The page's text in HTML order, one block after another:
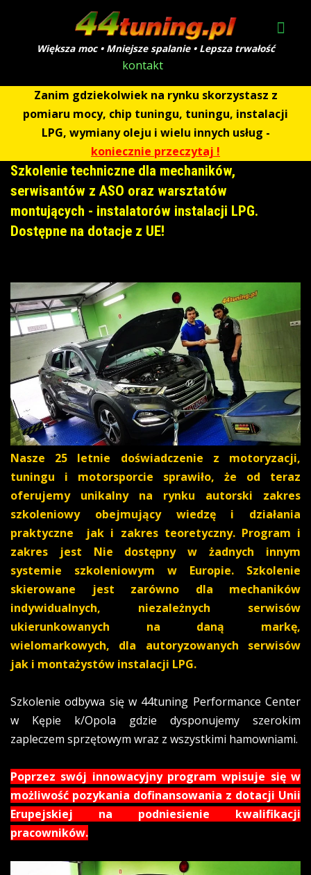
Większa moc • Mniejsze spalanie • Lepsza trwałość
kontakt
Zanim gdziekolwiek na rynku skorzystasz z
pomiaru mocy, chip tuningu, tuningu, instalacji
LPG, wymiany oleju i wielu innych usług -
koniecznie przeczytaj !
Szkolenie techniczne dla mechaników,
serwisantów z ASO oraz warsztatów
montujących - instalatorów instalacji LPG.
Dostępne na dotacje z UE!
Nasze 25 letnie doświadczenie z motoryzacji,
tuningu i motorsporcie sprawiło, że od teraz
oferujemy unikalny na rynku autorski zakres
szkoleniowy obejmujący wiedzę i działania
praktyczne jak i zakres teoretyczny. Program i
zakres jest Nie dostępny w żadnych innym
systemie szkoleniowym w Europie. Szkolenie
skierowane jest zarówno dla mechaników
indywidualnych, niezależnych serwisów
ukierunkowanych na daną markę,
wielomarkowych, dla autoryzowanych serwisów
jak i montażystów instalacji LPG.
Szkolenie odbywa się w 44tuning Performance Center
w Kępie k/Opola gdzie dysponujemy szerokim
zapleczem sprzętowym wraz z wszystkimi hamowniami.
Poprzez swój innowacyjny program wpisuje się w
możliwość pozykania dofinansowania z dotacji Unii
Erupejskiej na podniesienie kwalifikacji
pracowników.